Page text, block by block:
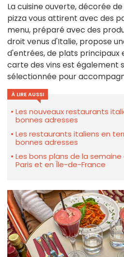
La cuisine ouverte, décorée
pizza vous attirent avec des
menu, préparé avec des
droit venus d'Italie, propose
d'entrées, de plats principaux
carte des vins est également
sélectionnée pour
À LIRE AUSSI
Les nouveaux restaurants
bonnes adresses
Les restaurants italiens en
bonnes adresses
Les bons plans de la
Paris et en Île-de-France